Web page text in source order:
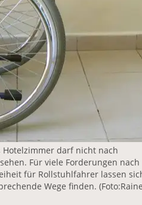
darf nicht nach
Für viele Forderungen nach
für Rollstuhlfahrer lassen
Wege finden.